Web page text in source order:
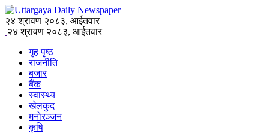
२४ श्रावण २०८३, आईतवार
२४ श्रावण २०८३, आईतवार
गृह पृष्ठ
राजनीति
बजार
बैंक
स्वास्थ्य
खेलकुद
मनोरञ्जन
कृषि